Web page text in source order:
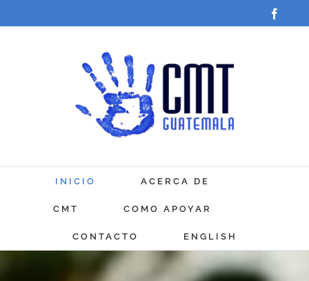
al
INICIO ACERCA DE
CMT COMO APOYAR
CONTACTO ENGLISH